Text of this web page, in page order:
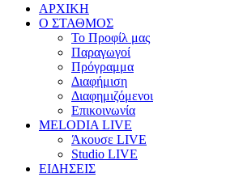
ΑΡΧΙΚΗ
Ο ΣΤΑΘΜΟΣ
Το Προφίλ μας
Παραγωγοί
Πρόγραμμα
Διαφήμιση
Διαφημιζόμενοι
Επικοινωνία
MELODIA LIVE
Άκουσε LIVE
Studio LIVE
ΕΙΔΗΣΕΙΣ